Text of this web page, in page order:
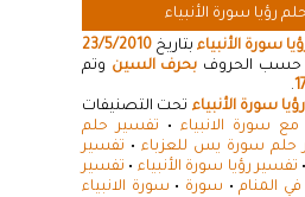
رؤيا سورة الأنبياء
سورة الأنبياء بتاريخ 23/5/2010
حسب الحروف بحرف السين وتم
.
سورة الأنبياء تحت التصنيفات
مع سورة الانبياء • تفسير حلم
حلم سورة يس للعزباء • تفسير
• تفسير رؤيا سورة الأنبياء • تفسير
المنام• سورة • سورة الانبياء